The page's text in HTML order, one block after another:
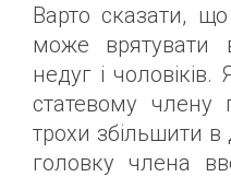
Варто сказати,
може врятувати
недуг і
статевому члену
трохи збільшити
головку члена